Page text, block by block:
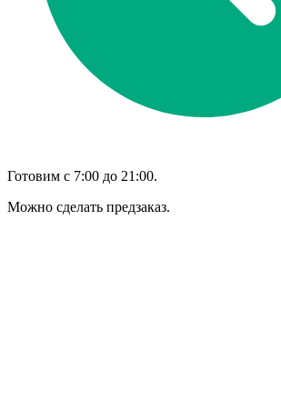
Готовим с 7:00 до 21:00.
Можно сделать предзаказ.